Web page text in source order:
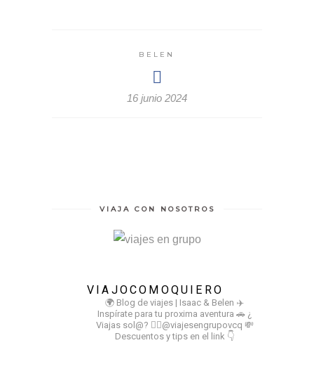
BELEN
16 junio 2024
VIAJA CON NOSOTROS
VIAJOCOMOQUIERO
🌍 Blog de viajes | Isaac & Belen ✈️
Inspírate para tu proxima aventura 🚗 ¿
Viajas sol@? 👉🏻@viajesengrupovcq 💸
Descuentos y tips en el link 👇